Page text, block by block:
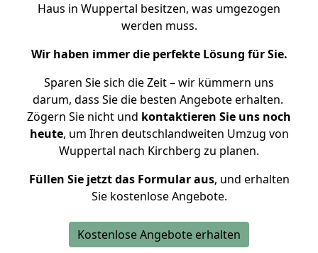
Haus in Wuppertal besitzen, was umgezogen
werden muss.
Wir haben immer die perfekte Lösung für Sie.
Sparen Sie sich die Zeit – wir kümmern uns
darum, dass Sie die besten Angebote erhalten.
Zögern Sie nicht und kontaktieren Sie uns noch
heute, um Ihren deutschlandweiten Umzug von
Wuppertal nach Kirchberg zu planen.
Füllen Sie jetzt das Formular aus, und erhalten
Sie kostenlose Angebote.
Kostenlose Angebote erhalten